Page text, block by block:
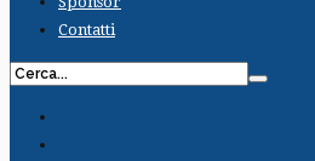
Contatti